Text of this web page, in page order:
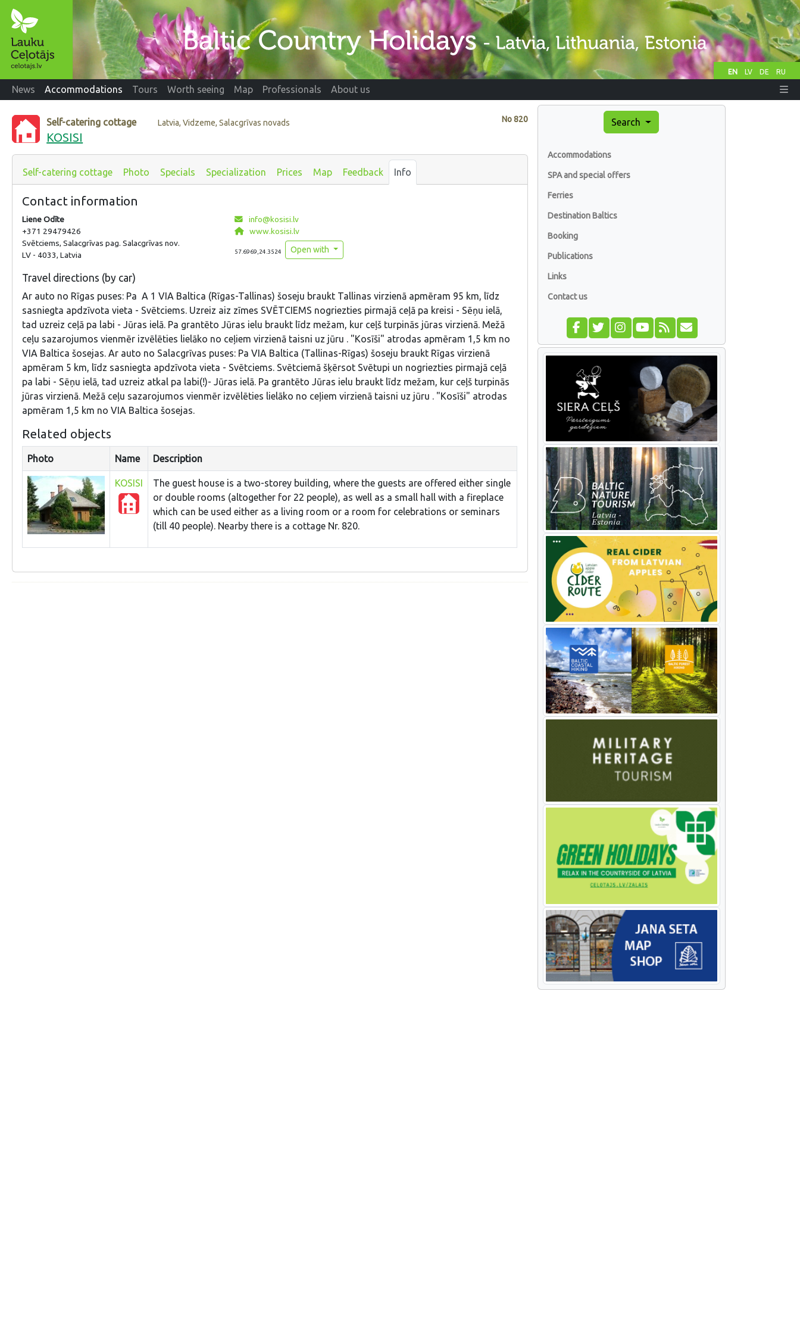
EN LV DE RU
News Accommodations Tours Worth seeing Map Professionals About us
No820
Self-catering cottage Latvia, Vidzeme, Salacgrīvas novads
KOSISI
Self-catering cottage Photo Specials Specialization Prices Map Feedback Info
Contact information
Liene Odīte
+371 29479426
Svētciems, Salacgrīvas pag. Salacgrīvas nov.
LV - 4033, Latvia
info@kosisi.lv
www.kosisi.lv
57.6969,24.3524 Open with
Travel directions (by car)
Ar auto no Rīgas puses: Pa A 1 VIA Baltica (Rīgas-Tallinas) šoseju braukt Tallinas virzienā apmēram 95 km, līdz
sasniegta apdzīvota vieta - Svētciems. Uzreiz aiz zīmes SVĒTCIEMS nogriezties pirmajā ceļā pa kreisi - Sēņu ielā,
tad uzreiz ceļā pa labi - Jūras ielā. Pa grantēto Jūras ielu braukt līdz mežam, kur ceļš turpinās jūras virzienā. Mežā
ceļu sazarojumos vienmēr izvēlēties lielāko no ceļiem virzienā taisni uz jūru . "Kosīši" atrodas apmēram 1,5 km no
VIA Baltica šosejas. Ar auto no Salacgrīvas puses: Pa VIA Baltica (Tallinas-Rīgas) šoseju braukt Rīgas virzienā
apmēram 5 km, līdz sasniegta apdzīvota vieta - Svētciems. Svētciemā šķērsot Svētupi un nogriezties pirmajā ceļā
pa labi - Sēņu ielā, tad uzreiz atkal pa labi(!)- Jūras ielā. Pa grantēto Jūras ielu braukt līdz mežam, kur ceļš turpinās
jūras virzienā. Mežā ceļu sazarojumos vienmēr izvēlēties lielāko no ceļiem virzienā taisni uz jūru . "Kosīši" atrodas
apmēram 1,5 km no VIA Baltica šosejas.
Related objects
Photo Name Description
KOSISI
The guest house is a two-storey building, where the guests are offered either single
or double rooms (altogether for 22 people), as well as a small hall with a fireplace
which can be used either as a living room or a room for celebrations or seminars
(till 40 people). Nearby there is a cottage Nr. 820.
Search
Accommodations
SPA and special offers
Ferries
Destination Baltics
Booking
Publications
Links
Contact us